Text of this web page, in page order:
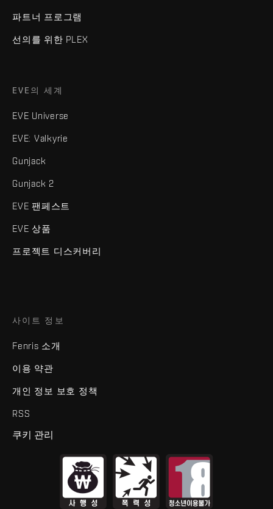
파트너 프로그램
선의를 위한 PLEX
EVE의 세계
EVE Universe
EVE: Valkyrie
Gunjack
Gunjack 2
EVE 팬페스트
EVE 상품
프로젝트 디스커버리
사이트 정보
Fenris 소개
이용 약관
개인 정보 보호 정책
RSS
쿠키 관리